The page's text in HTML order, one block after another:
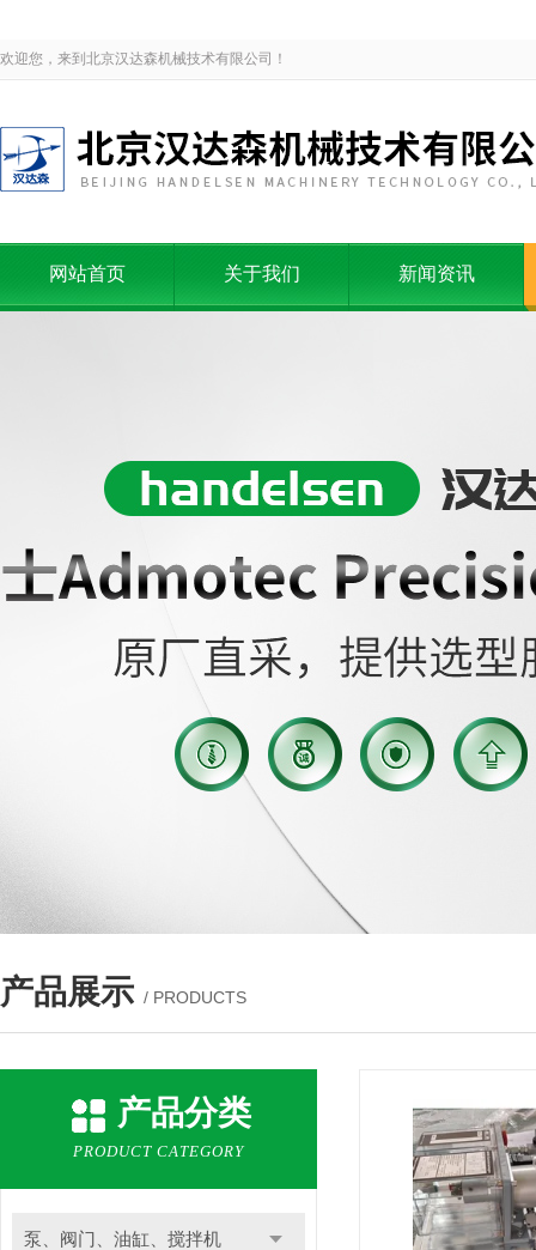
欢迎您，来到北京汉达森机械技术有限公司！
网站首页 关于我们 新闻资讯
产品展示 / PRODUCTS
产品分类
PRODUCT CATEGORY
泵、阀门、油缸、搅拌机